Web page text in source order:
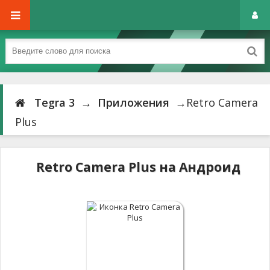
Tegra 3 → Приложения →Retro Camera
Plus
Retro Camera Plus на Андроид